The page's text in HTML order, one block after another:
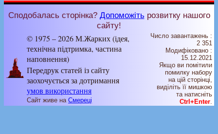
Сподобалась сторінка? Допоможіть розвитку нашого
сайту!
© 1975 – 2026 М.Жарких (ідея,
технічна підтримка, частина
наповнення)
Передрук статей із сайту
заохочується за дотримання
умов використання
Сайт живе на Смереці
Число завантажень :
2 351
Модифіковано :
15.12.2021
Якщо ви помітили
помилку набору
на цiй сторiнцi,
видiлiть її мишкою
та натисніть
Ctrl+Enter.